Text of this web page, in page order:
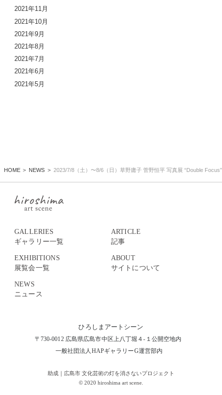
2021年11月
2021年10月
2021年9月
2021年8月
2021年7月
2021年6月
2021年5月
HOME NEWS 2023/7/8（土）〜8/6（日）草野庸子 菅野恒平 写真展 “Double Focus”
ひろしまアートシーン
〒730-0012 広島県広島市中区上八丁堀４-１公開空地内
一般社団法人HAPギャラリーG運営部内
GALLERIES
ギャラリー一覧
EXHIBITIONS
展覧会一覧
NEWS
ニュース
ARTICLE
記事
ABOUT
サイトについて
助成｜広島市 文化芸術の灯を消さないプロジェクト
© 2020 hiroshima art scene.